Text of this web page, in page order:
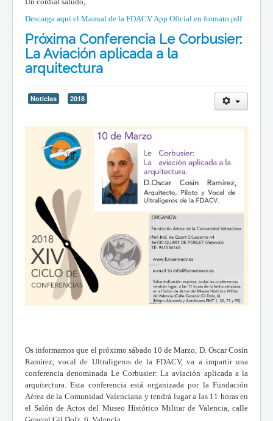
Descarga aquí el Manual de la FDACV App Oficial en formato pdf
Próxima Conferencia Le Corbusier:
La Aviación aplicada a la
arquitectura
Noticias 2018
Os informamos que el próximo sábado 10 de Marzo, D. Oscar Cosín
Ramírez, vocal de Ultraligeros de la FDACV, va a impartir una
conferencia denominada Le Corbusier: La aviación aplicada a la
arquitectura. Esta conferencia está organizada por la Fundación
Aérea de la Comunidad Valenciana y tendrá lugar a las 11 horas en
el Salón de Actos del Museo Histórico Militar de Valencia, calle